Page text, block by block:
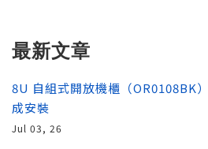
最新文章
8U 自組式開放機櫃（OR0108BK
成安裝
Jul 03, 26